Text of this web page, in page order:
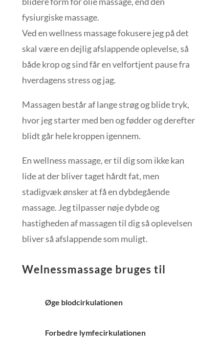
fysiurgiske massage.
Ved en wellness massage fokusere jeg på det
skal være en dejlig afslappende oplevelse, så
både krop og sind får en velfortjent pause fra
hverdagens stress og jag.
Massagen består af lange strøg og blide tryk,
hvor jeg starter med ben og fødder og derefter
blidt går hele kroppen igennem.
En wellness massage, er til dig som ikke kan
lide at der bliver taget hårdt fat, men
stadigvæk ønsker at få en dybdegående
massage. Jeg tilpasser nøje dybde og
hastigheden af massagen til dig så oplevelsen
bliver så afslappende som muligt.
Welnessmassage bruges til
Øge blodcirkulationen
Forbedre lymfecirkulationen